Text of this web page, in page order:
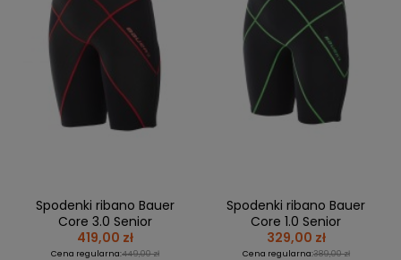
Spodenki ribano Bauer
Core 3.0 Senior
419,00 zł
Cena regularna:449,00 zł
Spodenki ribano Bauer
Core 1.0 Senior
329,00 zł
Cena regularna:389,00 zł